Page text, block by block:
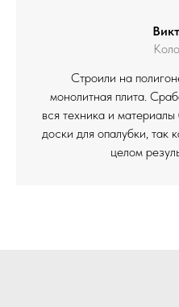
Строили на
монолитная плита.
вся техника и
доски для опалубки, так
целом